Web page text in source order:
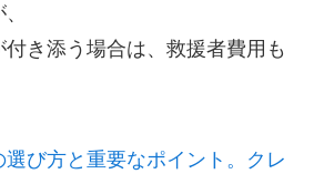
き添う場合は、救援者費用も
び方と重要なポイント。クレ